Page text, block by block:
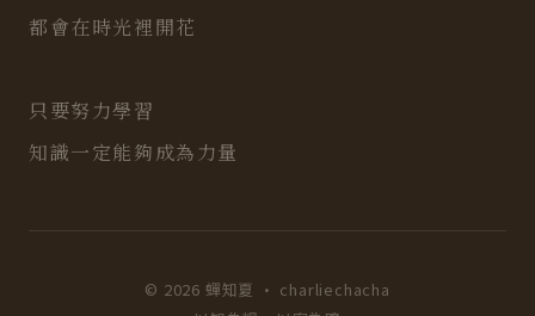
都會在時光裡開花
只要努力學習
知識一定能夠成為力量
© 2026 蟬知夏 · charliechacha